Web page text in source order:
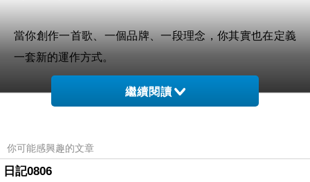
當你創作一首歌、一個品牌、一段理念，你其實也在定義
一套新的運作方式。
創造者與系統設計者之間的界線，正變得模糊。真正的藝
繼續閱讀
你可能感興趣的文章
日記0806